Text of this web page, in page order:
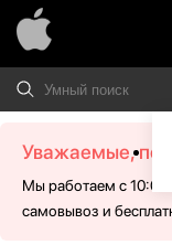
Уважаемые,
Мы работаем с 10:00
самовывоз и